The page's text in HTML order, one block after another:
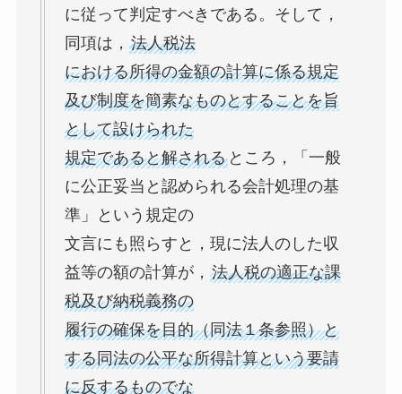
に従って判定すべきである。そして，
同項は， 法人税法
における所得の金額の計算に係る規定
及び制度を簡素なものとすることを旨
として設けられた
規定であると解されるところ，「一般
に公正妥当と認められる会計処理の基
準」という規定の
文言にも照らすと，現に法人のした収
益等の額の計算が， 法人税の適正な課
税及び納税義務の
履行の確保を目的（同法１条参照）と
する同法の公平な所得計算という要請
に反するものでな